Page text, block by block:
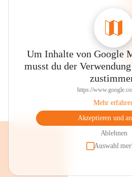
Um Inhalte von Google
musst du der
https://
Mehr
Akzeptieren und
Ablehnen
Auswahl